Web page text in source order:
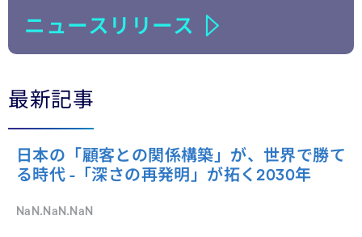
ニュースリリース
最新記事
日本の「顧客との関係構築」が、世界で勝て
る時代 -「深さの再発明」が拓く2030年
NaN.NaN.NaN